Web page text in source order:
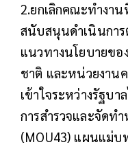
2.ยกเลิกคณะทำงา
สนับสนุนดำเนินกา
แนวทางนโยบายข
ชาติ และหน่วยงาน
เข้าใจระหว่างรัฐบ
การสำรวจและจัดท
(MOU43) แผนแม่บ